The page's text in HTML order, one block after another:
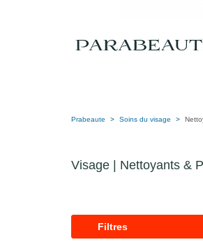
Prabeaute Soins du visage
Visage | Nettoyants &
Filtres